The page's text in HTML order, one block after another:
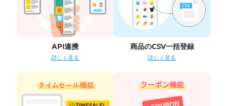
API連携
詳しく見る
商品のCSV一括登録
詳しく見る